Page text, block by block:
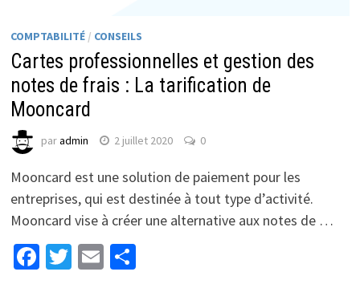
COMPTABILITÉ/ CONSEILS
Cartes professionnelles et gestion des
notes de frais : La tarification de
Mooncard
paradmin 2 juillet 2020 0
Mooncard est une solution de paiement pour les
entreprises, qui est destinée à tout type d’activité.
Mooncard vise à créer une alternative aux notes de …
Facebook
Twitter
EmailPartager